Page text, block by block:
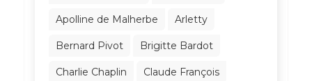
Apolline de Malherbe Arletty
Bernard Pivot Brigitte Bardot
Charlie Chaplin Claude François